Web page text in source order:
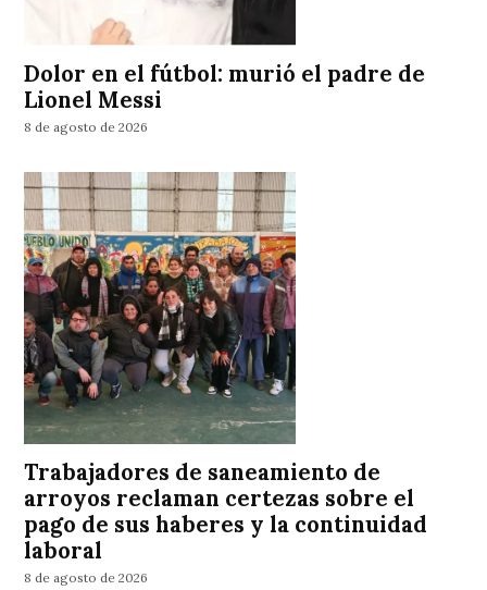
Dolor en el fútbol: murió el padre de
Lionel Messi
8 de agosto de 2026
Trabajadores de saneamiento de
arroyos reclaman certezas sobre el
pago de sus haberes y la continuidad
laboral
8 de agosto de 2026